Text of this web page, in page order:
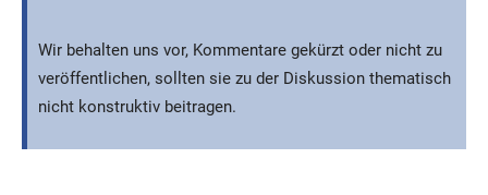
Wir behalten uns vor, Kommentare gekürzt oder nicht zu
veröffentlichen, sollten sie zu der Diskussion thematisch
nicht konstruktiv beitragen.